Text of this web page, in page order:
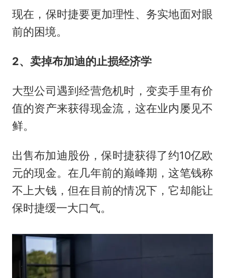
现在，保时捷要更加理性、务实地面对眼
前的困境。
2、卖掉布加迪的止损经济学
大型公司遇到经营危机时，变卖手里有价
值的资产来获得现金流，这在业内屡见不
鲜。
出售布加迪股份，保时捷获得了约10亿欧
元的现金。在几年前的巅峰期，这笔钱称
不上大钱，但在目前的情况下，它却能让
保时捷缓一大口气。